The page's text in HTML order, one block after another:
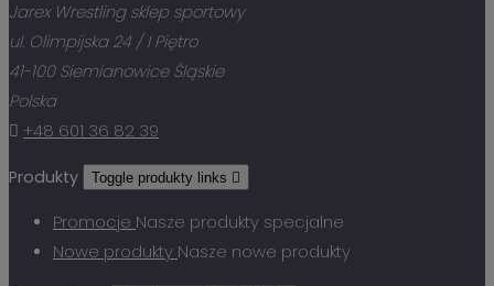
Jarex Wrestling sklep sportowy
ul. Olimpijska 24 / I Piętro
41-100 Siemianowice Śląskie
Polska
 +48 601 36 82 39
Produkty Toggle produkty links 
Promocje Nasze produkty specjalne
Nowe produkty Nasze nowe produkty